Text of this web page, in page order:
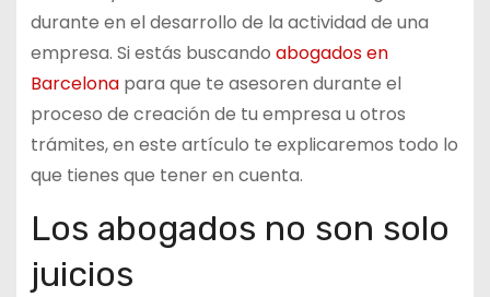
durante en el desarrollo de la actividad de una
empresa. Si estás buscando abogados en
Barcelonapara que te asesoren durante el
proceso de creación de tu empresa u otros
trámites, en este artículo te explicaremos todo lo
que tienes que tener en cuenta.
Los abogados no son solo
juicios